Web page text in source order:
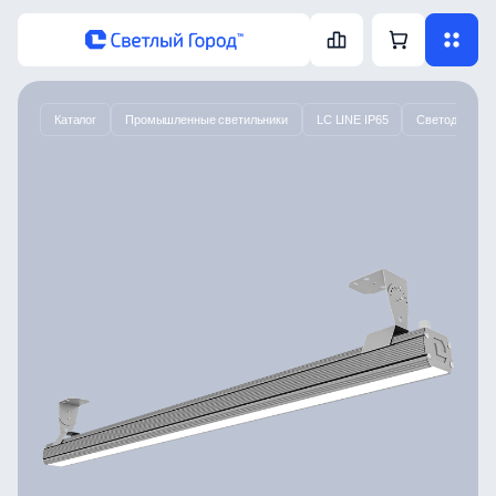
Каталог Промышленные светильники LC LINE IP65